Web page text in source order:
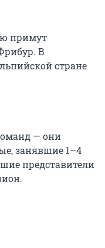
примут
В
стране
— они
занявшие 1–4
представители